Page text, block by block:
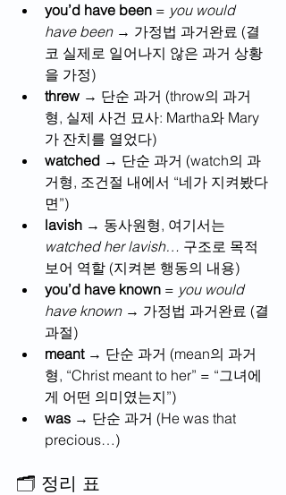
you’d have been = you would
have been → 가정법 과거완료 (결
코 실제로 일어나지 않은 과거 상황
을 가정)
threw → 단순 과거 (throw의 과거
형, 실제 사건 묘사: Martha와 Mary
가 잔치를 열었다)
watched → 단순 과거 (watch의 과
거형, 조건절 내에서 “네가 지켜봤다
면”)
lavish → 동사원형, 여기서는
watched her lavish… 구조로 목적
보어 역할 (지켜본 행동의 내용)
you’d have known = you would
have known → 가정법 과거완료 (결
과절)
meant → 단순 과거 (mean의 과거
형, “Christ meant to her” = “그녀에
게 어떤 의미였는지”)
was → 단순 과거 (He was that
precious…)
🗂 정리 표